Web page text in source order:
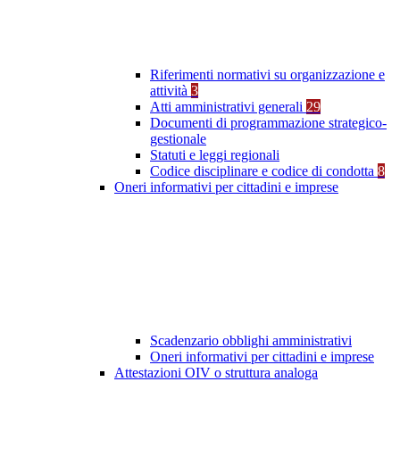
Riferimenti normativi su organizzazione e
attività 3
Atti amministrativi generali 29
Documenti di programmazione strategico-
gestionale
Statuti e leggi regionali
Codice disciplinare e codice di condotta 8
Oneri informativi per cittadini e imprese
Scadenzario obblighi amministrativi
Oneri informativi per cittadini e imprese
Attestazioni OIV o struttura analoga